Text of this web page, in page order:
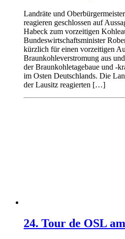
Landräte und
reagieren geschlossen auf
Habeck zum vorzeitigen
Bundeswirtschaftsminister
kürzlich für einen vorzeitigen
Braunkohleverstromung aus
der Braunkohletagebaue und -
im Osten Deutschlands. Die
der Lausitz reagierten […]
24. Tour de OSL